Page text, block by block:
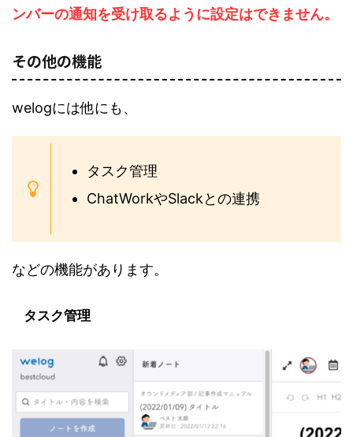
ンバーの通知を受け取るように設定はできません。
その他の機能
welogには他にも、
タスク管理
ChatWorkやSlackとの連携
などの機能があります。
タスク管理